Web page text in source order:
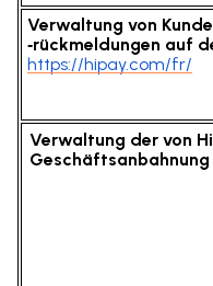
Verwaltung von
‑rückmeldungen auf
https://hipay.com/fr/
Verwaltung der von